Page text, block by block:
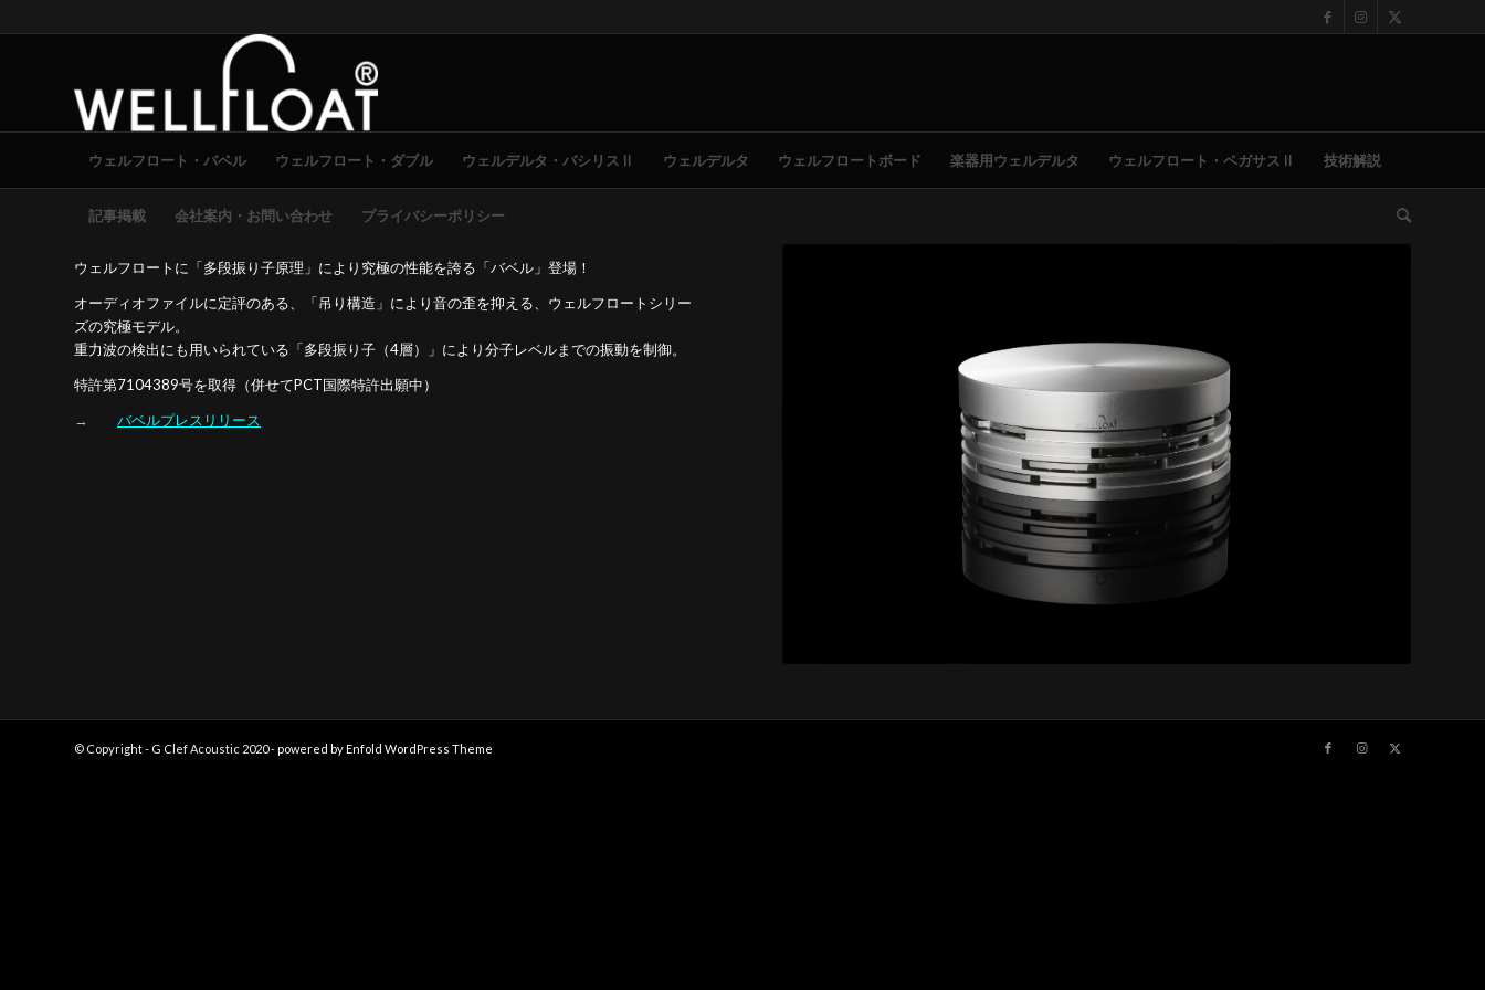
ウェルフロート・バベル ウェルフロート・ダブル ウェルデルタ・バシリスⅡ ウェルデルタ ウェルフロートボード 楽器用ウェルデルタ ウェルフロート・ペガサスⅡ 技術解説
記事掲載 会社案内・お問い合わせ プライバシーポリシー
ウェルフロートに「多段振り子原理」により究極の性能を誇る「バベル」登場！
オーディオファイルに定評のある、「吊り構造」により音の歪を抑える、ウェルフロートシリー
ズの究極モデル。
重力波の検出にも用いられている「多段振り子（4層）」により分子レベルまでの振動を制御。
特許第7104389号を取得（併せてPCT国際特許出願中）
→ バベルプレスリリース
© Copyright - G Clef Acoustic 2020 -powered by Enfold WordPress Theme